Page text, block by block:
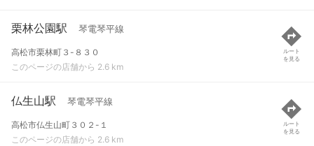
栗林公園駅 琴電琴平線
高松市栗林町３-８３０
このページの店舗から 2.6 km
ルート
を見る
仏生山駅 琴電琴平線
高松市仏生山町３０２-１
このページの店舗から 2.6 km
ルート
を見る